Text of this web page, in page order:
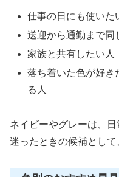
仕事の日にも使いた
送迎から通勤まで同
家族と共有したい人
落ち着いた色が好き
る人
ネイビーやグレーは、日
迷ったときの候補として